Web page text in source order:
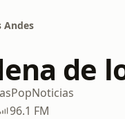
Andes
de
PopNoticias
96.1 FM